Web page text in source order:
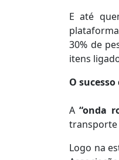
E até
30% de
itens
O
A“onda
transporte
Logo na